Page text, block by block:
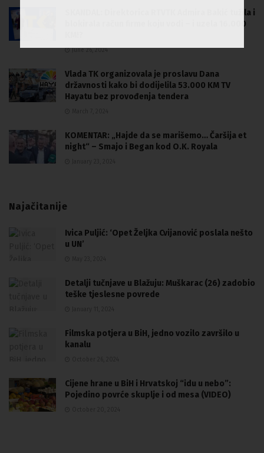
SKANDAL: Direktorica RTVTK Admira Bakić tužila i
blokirala račun firme koju vodi – i uzela 16.000
June 26, 2024
Vlada TK organizovala je proslavu Dana
državnosti kako bi dodijelila 53.000 KM TV
Hayatu bez provođenja tendera
KOMENTAR: „Hajde da se marišemo… Čaršija et
night“ – Smajo i Began kod O.K. Royala
Najačitanije
Ivica Puljić: ‘Opet Željka Cvijanović poslala nešto
u UN’
Detalji tučnjave u Blažuju: Muškarac (26) zadobio
teške tjeslesne povrede
Filmska potjera u BiH, jedno vozilo završilo u
kanalu
Cijene hrane u BiH i Hrvatskoj “idu u nebo”:
Pojedino povrće skuplje i od mesa (VIDEO)